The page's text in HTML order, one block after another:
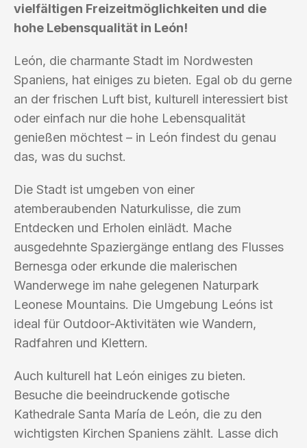
vielfältigen Freizeitmöglichkeiten und die
hohe Lebensqualität in León!
León, die charmante Stadt im Nordwesten
Spaniens, hat einiges zu bieten. Egal ob du gerne
an der frischen Luft bist, kulturell interessiert bist
oder einfach nur die hohe Lebensqualität
genießen möchtest – in León findest du genau
das, was du suchst.
Die Stadt ist umgeben von einer
atemberaubenden Naturkulisse, die zum
Entdecken und Erholen einlädt. Mache
ausgedehnte Spaziergänge entlang des Flusses
Bernesga oder erkunde die malerischen
Wanderwege im nahe gelegenen Naturpark
Leonese Mountains. Die Umgebung Leóns ist
ideal für Outdoor-Aktivitäten wie Wandern,
Radfahren und Klettern.
Auch kulturell hat León einiges zu bieten.
Besuche die beeindruckende gotische
Kathedrale Santa María de León, die zu den
wichtigsten Kirchen Spaniens zählt. Lasse dich